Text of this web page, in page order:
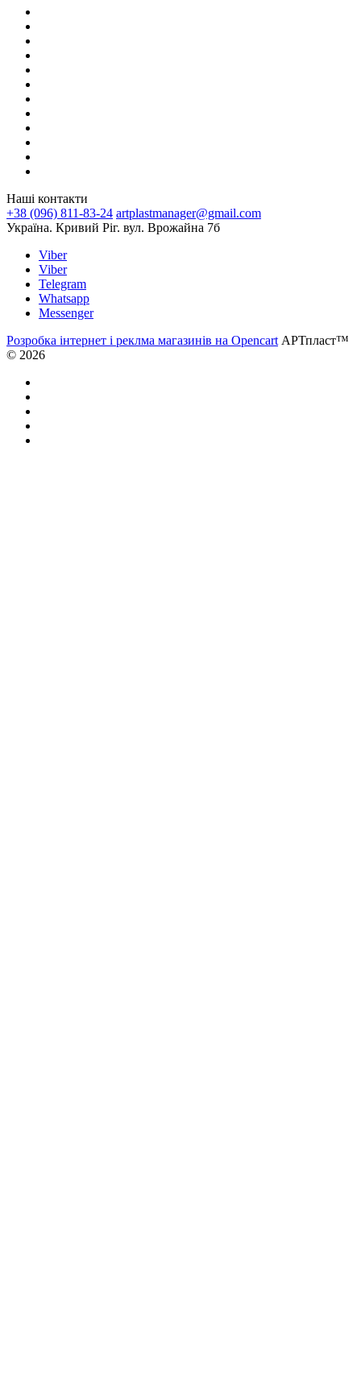
Наші контакти
+38 (096) 811-83-24 artplastmanager@gmail.com
Україна. Кривий Ріг. вул. Врожайна 7б
Viber
Viber
Telegram
Whatsapp
Messenger
Розробка інтернет і реклма магазинів на Opencart АРТпласт™
© 2026